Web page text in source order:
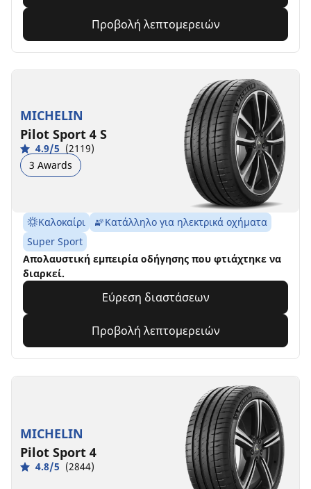
Προβολή λεπτομερειών
MICHELIN
Pilot Sport 4 S
4.9/5 (2119)
3 Awards
Καλοκαίρι
Κατάλληλο για ηλεκτρικά οχήματα
Super Sport
Απολαυστική εμπειρία οδήγησης που φτιάχτηκε να
διαρκεί.
Εύρεση διαστάσεων
Προβολή λεπτομερειών
MICHELIN
Pilot Sport 4
4.8/5 (2844)